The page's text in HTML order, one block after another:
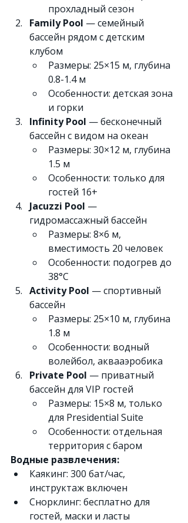
прохладный сезон
Family Pool — семейный
бассейн рядом с детским
клубом
Размеры: 25×15 м, глубина
0.8-1.4 м
Особенности: детская зона
и горки
Infinity Pool — бесконечный
бассейн с видом на океан
Размеры: 30×12 м, глубина
1.5 м
Особенности: только для
гостей 16+
Jacuzzi Pool —
гидромассажный бассейн
Размеры: 8×6 м,
вместимость 20 человек
Особенности: подогрев до
38°C
Activity Pool — спортивный
бассейн
Размеры: 25×10 м, глубина
1.8 м
Особенности: водный
волейбол, аквааэробика
Private Pool — приватный
бассейн для VIP гостей
Размеры: 15×8 м, только
для Presidential Suite
Особенности: отдельная
территория с баром
Водные развлечения:
Каякинг: 300 бат/час,
инструктаж включен
Снорклинг: бесплатно для
гостей, маски и ласты